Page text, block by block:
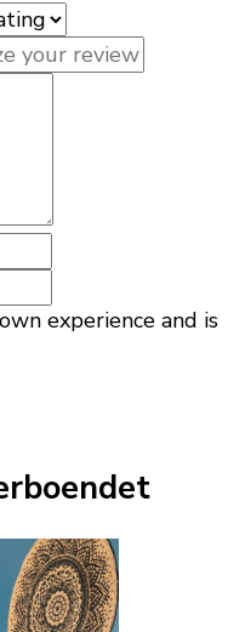
experience and is